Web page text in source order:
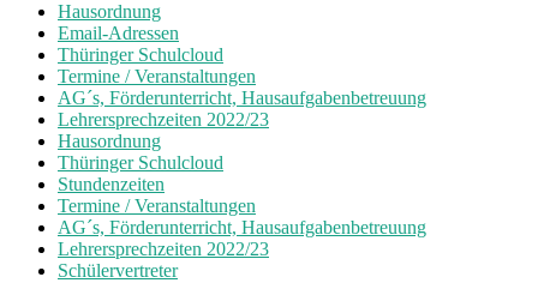
Hausordnung
Email-Adressen
Thüringer Schulcloud
Termine / Veranstaltungen
AG´s, Förderunterricht, Hausaufgabenbetreuung
Lehrersprechzeiten 2022/23
Hausordnung
Thüringer Schulcloud
Stundenzeiten
Termine / Veranstaltungen
AG´s, Förderunterricht, Hausaufgabenbetreuung
Lehrersprechzeiten 2022/23
Schülervertreter